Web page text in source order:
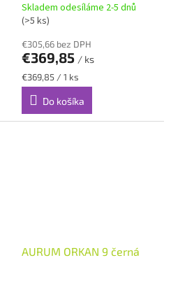
Skladem odesíláme 2-5 dnů
(>5 ks)
€305,66 bez DPH
€369,85 / ks
Jednotková
cena:
€369,85 / 1 ks
Do košíka
AURUM ORKAN 9 černá